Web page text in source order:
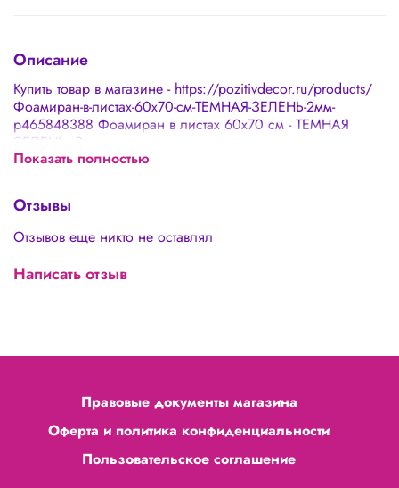
Описание
Купить товар в магазине - https://pozitivdecor.ru/products/
Фоамиран-в-листах-60х70-см-ТЕМНАЯ-ЗЕЛЕНЬ-2мм-
p465848388 Фоамиран в листах 60х70 см - ТЕМНАЯ
ЗЕЛЕНЬ, 2мм
Показать полностью
Отзывы
Отзывов еще никто не оставлял
Написать отзыв
Правовые документы магазина
Оферта и политика конфиденциальности
Пользовательское соглашение